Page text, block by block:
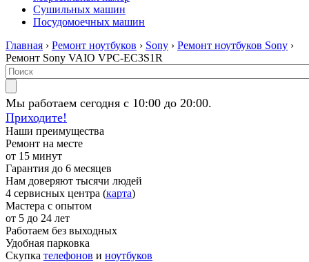
Сушильных машин
Посудомоечных машин
Главная › Ремонт ноутбуков › Sony › Ремонт ноутбуков Sony ›
Ремонт Sony VAIO VPC-EC3S1R
Мы работаем сегодня с 10:00 до 20:00.
Приходите!
Наши преимущества
Ремонт на месте
от 15 минут
Гарантия до 6 месяцев
Нам доверяют тысячи людей
4 сервисных центра (карта)
Мастера с опытом
от 5 до 24 лет
Работаем без выходных
Удобная парковка
Скупка телефонов и ноутбуков